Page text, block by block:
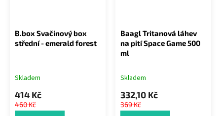
B.box Svačinový box
střední - emerald forest
Skladem
414 Kč
460 Kč
Baagl Tritanová láhev
na pití Space Game 500
ml
Skladem
332,10 Kč
369 Kč